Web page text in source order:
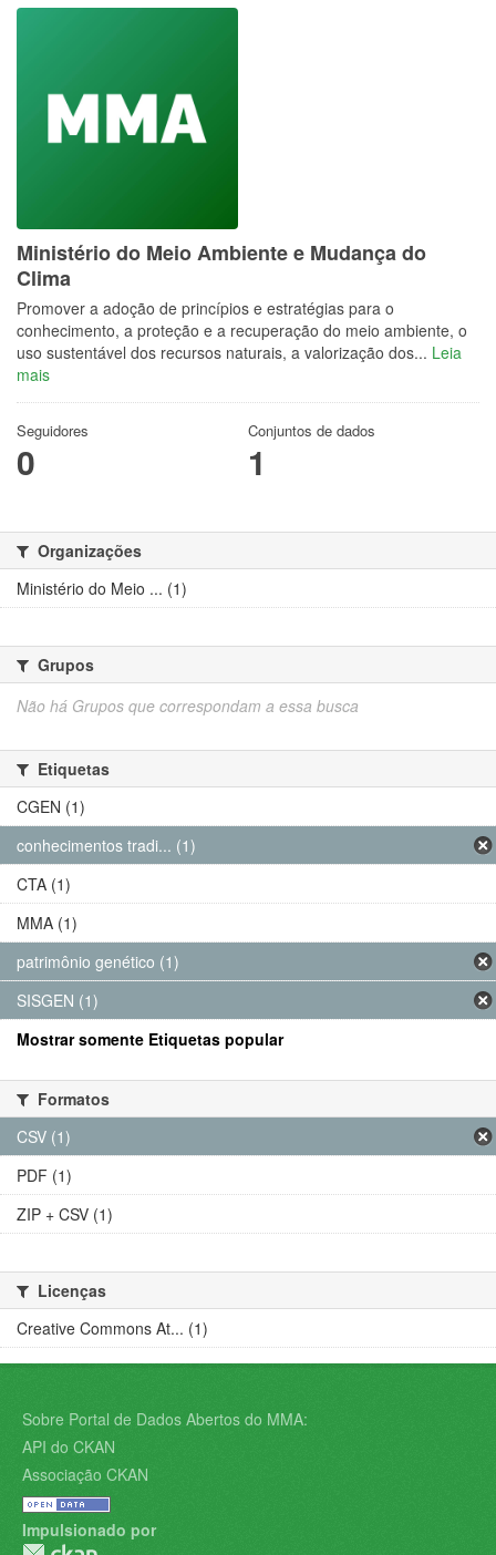
Ministério do Meio Ambiente e Mudança do
Clima
Promover a adoção de princípios e estratégias para o
conhecimento, a proteção e a recuperação do meio ambiente, o
uso sustentável dos recursos naturais, a valorização dos... Leia
mais
Seguidores
0
Conjuntos de dados
1
Organizações
Ministério do Meio ... (1)
Grupos
Não há Grupos que correspondam a essa busca
Etiquetas
CGEN (1)
conhecimentos tradi... (1)
CTA (1)
MMA (1)
patrimônio genético (1)
SISGEN (1)
Mostrar somente Etiquetas popular
Formatos
CSV (1)
PDF (1)
ZIP + CSV (1)
Licenças
Creative Commons At... (1)
Sobre Portal de Dados Abertos do MMA:
API do CKAN
Associação CKAN
Impulsionado por